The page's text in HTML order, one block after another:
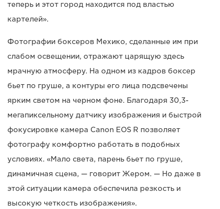
теперь и этот город находится под властью
картелей».
Фотографии боксеров Мехико, сделанные им при
слабом освещении, отражают царящую здесь
мрачную атмосферу. На одном из кадров боксер
бьет по груше, а контуры его лица подсвечены
ярким светом на черном фоне. Благодаря 30,3-
мегапиксельному датчику изображения и быстрой
фокусировке камера Canon EOS R позволяет
фотографу комфортно работать в подобных
условиях. «Мало света, парень бьет по груше,
динамичная сцена, — говорит Жером. — Но даже в
этой ситуации камера обеспечила резкость и
высокую четкость изображения».